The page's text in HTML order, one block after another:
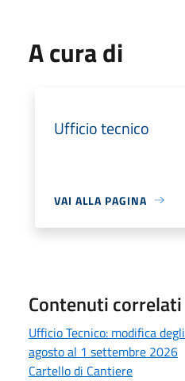
A cura di
Ufficio tecnico
VAI ALLA PAGINA
Contenuti correlati
Ufficio Tecnico: modifica
agosto al 1 settembre 2026
Cartello di Cantiere